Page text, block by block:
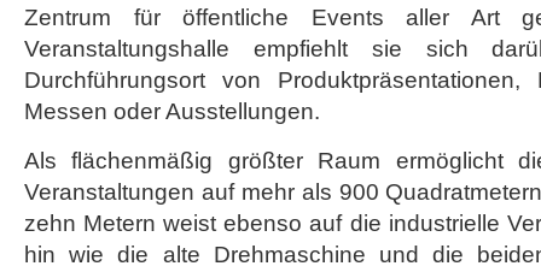
Zentrum für öffentliche Events aller Art
Veranstaltungshalle empfiehlt sie sich
Durchführungsort von Produktpräsentationen,
Messen oder Ausstellungen.
Als flächenmäßig größter Raum ermöglicht
Veranstaltungen auf mehr als 900
zehn Metern weist ebenso auf die industrielle
hin wie die alte Drehmaschine und die